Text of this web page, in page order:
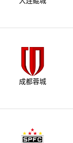
成都蓉城